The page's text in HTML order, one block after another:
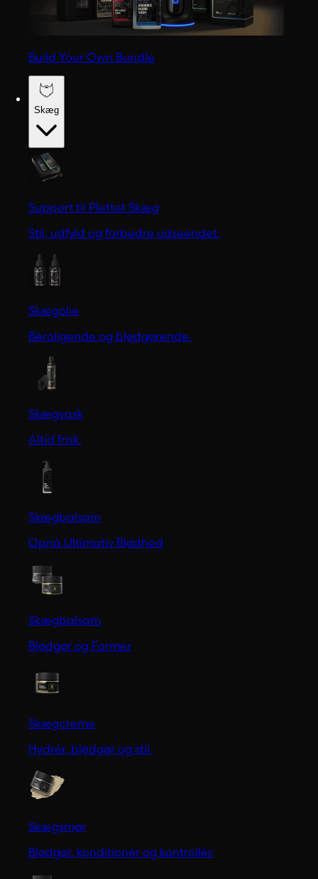
Build Your Own Bundle
Skæg
Support til Plettet Skæg
Stil, udfyld og forbedre udseendet.
Skægolie
Beroligende og blødgørende.
Skægvask
Altid frisk.
Skægbalsam
Opnå Ultimativ Blødhed
Skægbalsam
Blødgør og Former
Skægcreme
Hydrér, blødgør og stil.
Skægsmør
Blødgør, konditionér og kontrollér.